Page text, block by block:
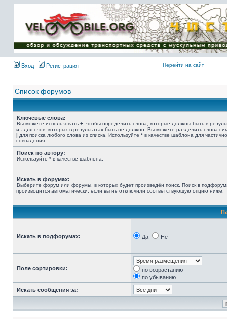
Имя пользователя:
Пароль:
{ LOG_ME_IN_SHORT
}
Вход
Регистрация Перейти на сайт
Список форумов
Ключевые слова:
Вы можете использовать + , чтобы определить слова, которые должны быть в
и - для слов, которых в результатах быть не должно. Вы можете разделить слова
| для поиска любого слова из списка. Используйте * в качестве шаблона для
совпадения.
Поиск по автору:
Используйте * в качестве шаблона.
Искать в форумах:
Выберите форум или форумы, в которых будет произведён поиск. Поиск в
производится автоматически, если вы не отключили соответствующую опцию ниже.
Искать в подфорумах: Да Нет
Поле сортировки:
по возрастанию
по убыванию
Искать сообщения за: